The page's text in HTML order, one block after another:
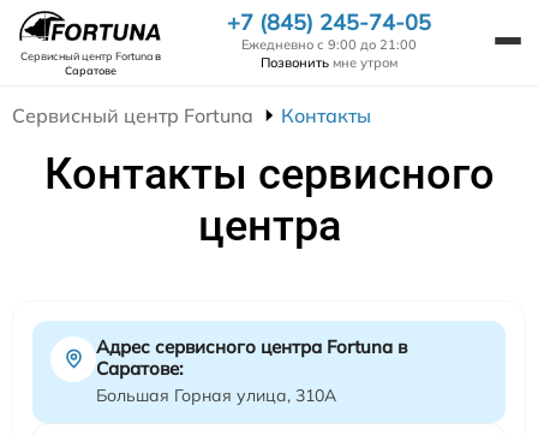
Сервисный центр Fortunaв
Саратове
+7 (845) 245-74-05
Ежедневно с 9:00 до 21:00
Позвонить мне утром
Сервисный центр Fortuna Контакты
Контакты сервисного
центра
Адрес сервисного центра Fortuna в
Саратове:
Большая Горная улица, 310А